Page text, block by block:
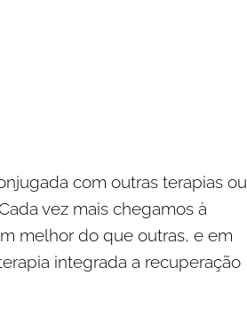
com outras terapias ou
vez mais chegamos à
melhor do que outras, e em
integrada a recuperação